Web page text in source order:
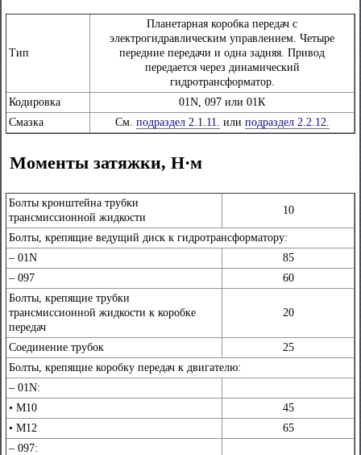
Тип
Планетарная коробка передач с
электрогидравлическим управлением. Четыре
передние передачи и одна задняя. Привод
передается через динамический
гидротрансформатор.
Кодировка
01N, 097 или 01К
Смазка
См. подраздел 2.1.11. или подраздел 2.2.12.
Моменты затяжки, Н·м
Болты кронштейна трубки
трансмиссионной жидкости
10
Болты, крепящие ведущий диск к гидротрансформатору:
– 01N
85
– 097
60
Болты, крепящие трубки
трансмиссионной жидкости к коробке
передач
20
Соединение трубок
25
Болты, крепящие коробку передач к двигателю:
– 01N:
• М10
45
• М12
65
– 097: